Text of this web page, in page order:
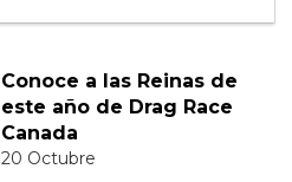
Conoce a las Reinas de
este año de Drag Race
Canada
20 Octubre